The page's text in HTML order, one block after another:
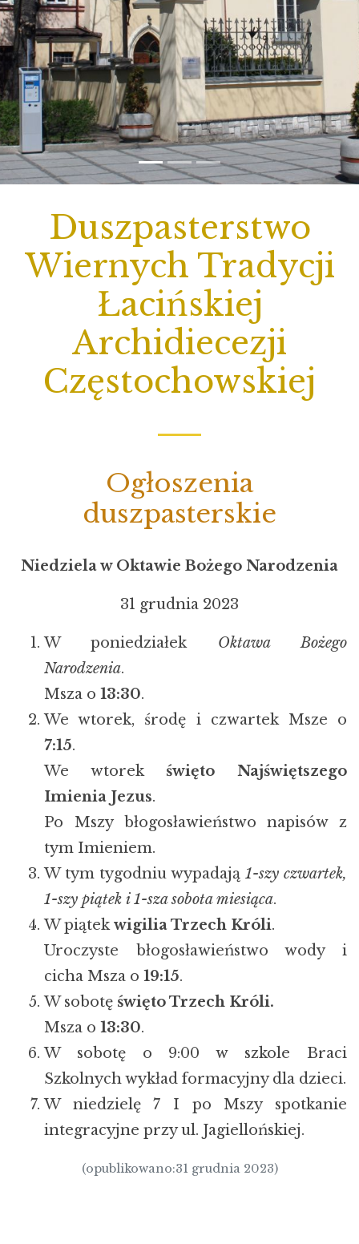
Duszpasterstwo
Wiernych Tradycji
Łacińskiej
Archidiecezji
Częstochowskiej
Ogłoszenia
duszpasterskie
Niedziela w Oktawie Bożego Narodzenia
31 grudnia 2023
W poniedziałek Oktawa Bożego
Narodzenia.
Msza o 13:30.
We wtorek, środę i czwartek Msze o
7:15.
We wtorek święto Najświętszego
Imienia Jezus.
Po Mszy błogosławieństwo napisów z
tym Imieniem.
W tym tygodniu wypadają 1-szy czwartek,
1-szy piątek i 1-sza sobota miesiąca.
W piątekwigilia Trzech Króli.
Uroczyste błogosławieństwo wody i
cicha Msza o 19:15.
W sobotę święto Trzech Króli.
Msza o 13:30.
W sobotę o 9:00 w szkole Braci
Szkolnych wykład formacyjny dla dzieci.
W niedzielę 7 I po Mszy spotkanie
integracyjne przy ul. Jagiellońskiej.
(opublikowano:31 grudnia 2023)